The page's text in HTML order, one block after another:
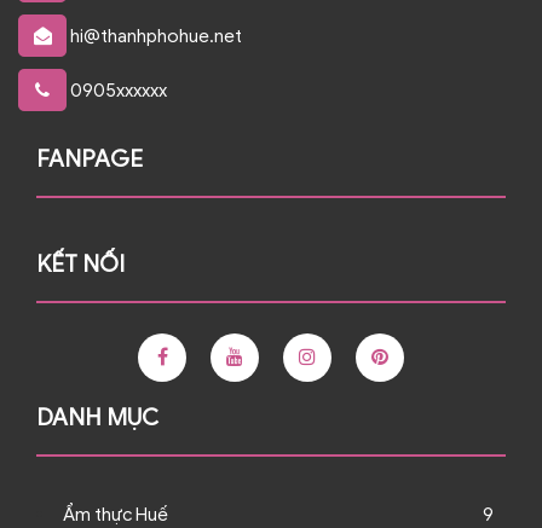
hi@thanhphohue.net
0905xxxxxx
FANPAGE
KẾT NỐI
DANH MỤC
Ẩm thực Huế 9